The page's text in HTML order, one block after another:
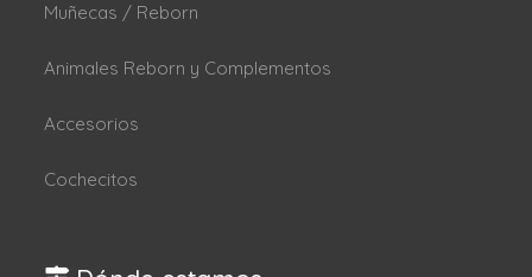
Muñecas / Reborn
Animales Reborn y Complementos
Accesorios
Cochecitos